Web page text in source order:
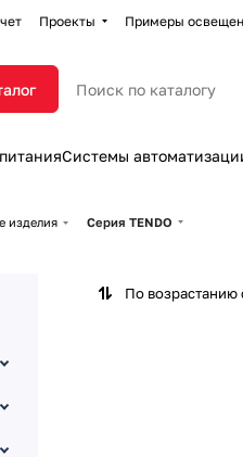
Проекты Примеры
Системы
изделия Серия TENDO
По возрастанию